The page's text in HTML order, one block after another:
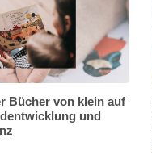
Bücher von klein auf
und